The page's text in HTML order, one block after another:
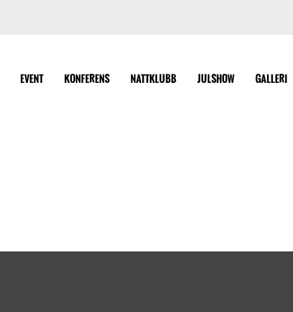
EVENT KONFERENS NATTKLUBB JULSHOW GALLERI